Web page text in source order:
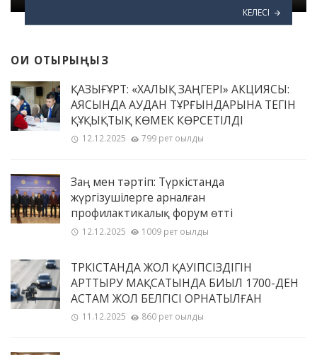
КЕЛЕСІ
ОҚИ ОТЫРЫҢЫЗ
ҚАЗЫҒҰРТ: «ХАЛЫҚ ЗАҢГЕРІ» АКЦИЯСЫ:
АЯСЫНДА АУДАН ТҰРҒЫНДАРЫНА ТЕГІН
ҚҰҚЫҚТЫҚ КӨМЕК КӨРСЕТІЛДІ
12.12.2025 799 рет оқылды
Заң мен тәртіп: Түркістанда
жүргізушілерге арналған
профилактикалық форум өтті
12.12.2025 1009 рет оқылды
ТҮРКІСТАНДА ЖОЛ ҚАУІПСІЗДІГІН
АРТТЫРУ МАҚСАТЫНДА БИЫЛ 1700-ДЕН
АСТАМ ЖОЛ БЕЛГІСІ ОРНАТЫЛҒАН
11.12.2025 860 рет оқылды